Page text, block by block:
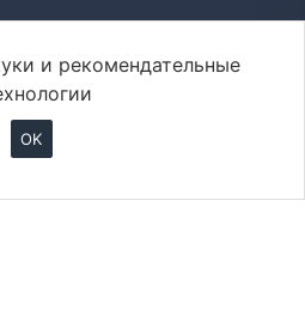
и рекомендательные
OK